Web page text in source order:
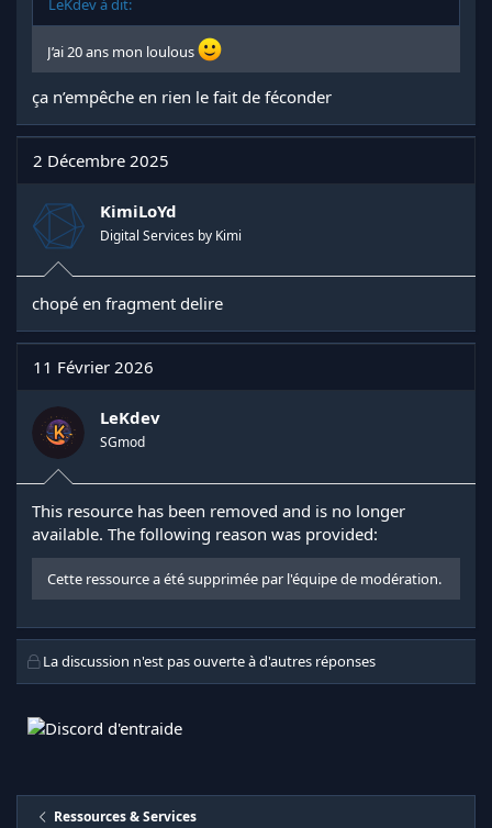
LeKdev à dit:
J’ai 20 ans mon loulous
ça n’empêche en rien le fait de féconder
2 Décembre 2025
KimiLoYd
Digital Services by Kimi
chopé en fragment delire
11 Février 2026
LeKdev
SGmod
This resource has been removed and is no longer
available. The following reason was provided:
Cette ressource a été supprimée par l'équipe de modération.
La discussion n'est pas ouverte à d'autres réponses
Ressources & Services